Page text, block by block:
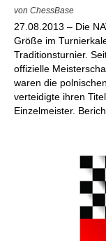
von ChessBase
27.08.2013 – Die
Größe im
Traditionsturnier.
offizielle
waren die
verteidigte ihren
Einzelmeister.